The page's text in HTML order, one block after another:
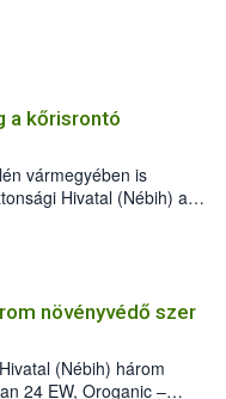
a kőrisrontó
vármegyében is
Hivatal (Nébih) a
jelenlétét. A
meg, de már fertőzött
a szlovák
megállítása érdekében.
növényvédő szer
(Nébih) három
24 EW, Oroganic –